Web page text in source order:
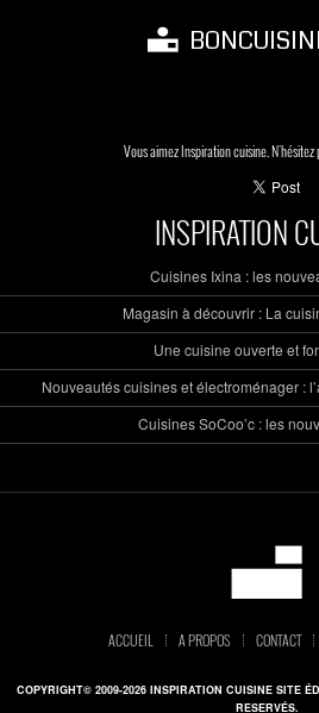
Vous aimez Inspiration cuisine. N'hésitez
INSPIRATION
Cuisines Ixina : les
Magasin à découvrir : La
Une cuisine ouverte et
Nouveautés cuisines et électroménager :
Cuisines SoCoo’c : les
ACCUEIL A PROPOS CONTACT
COPYRIGHT© 2009-2026 INSPIRATION CUISINE SITE
RESERVÉS.